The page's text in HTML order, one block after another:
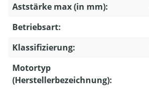
Aststärke max (in mm):
Betriebsart:
Klassifizierung:
Motortyp
(Herstellerbezeichnung):